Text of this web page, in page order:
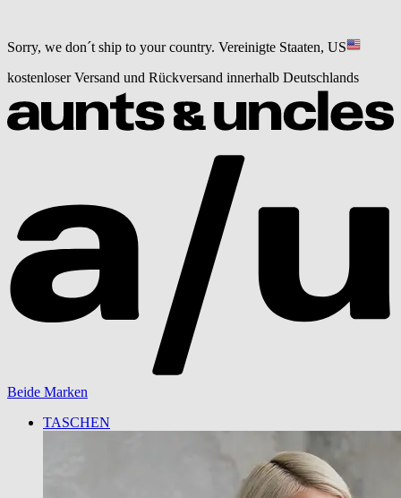
Sorry, we don´t ship to your country. Vereinigte Staaten, US
kostenloser Versand und Rückversand innerhalb Deutschlands
Beide Marken
TASCHEN